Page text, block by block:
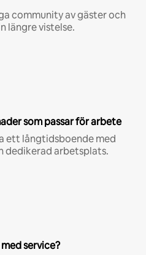
community av gäster och
längre vistelse.
som passar för arbete
ett långtidsboende med
dedikerad arbetsplats.
service?